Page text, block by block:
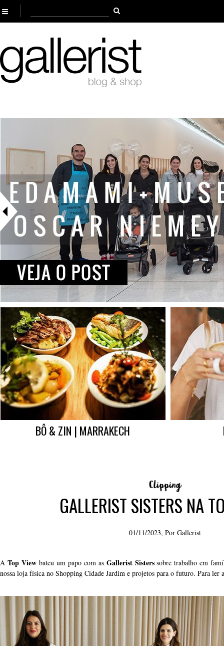
BÔ & ZIN | MARRAKECH
GALLERIST SISTERS NA
01/11/2023, Por Gallerist
A Top Viewbateu um papo com as Gallerist Sisterssobre trabalho em
nossa loja física no Shopping Cidade Jardim e projetos para o futuro. Para